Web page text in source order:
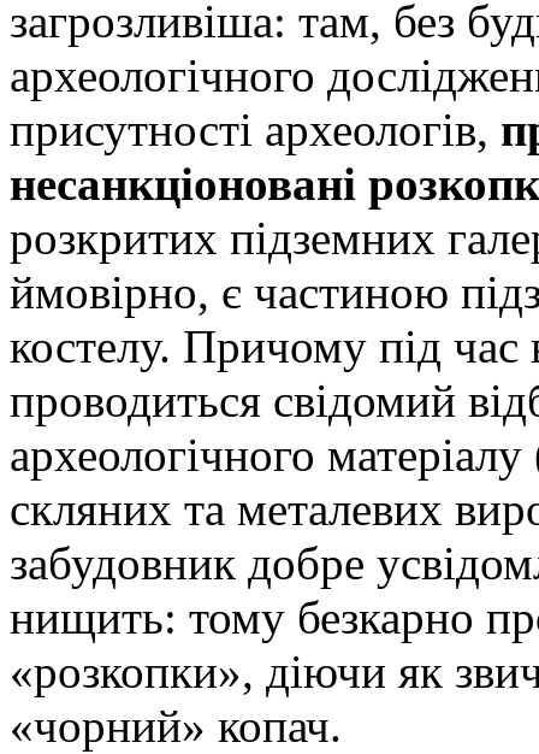
загрозливіша: там, без
археологічного
присутності археологів,
несанкціоновані
розкритих підземних
ймовірно, є частиною
костелу. Причому під час
проводиться свідомий
археологічного
скляних та металевих
забудовник добре
нищить: тому безкарно
«розкопки», діючи як
«чорний» копач.